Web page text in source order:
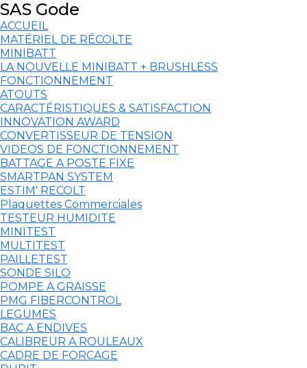
SAS Gode
ACCUEIL
MATÉRIEL DE RÉCOLTE
MINIBATT
LA NOUVELLE MINIBATT + BRUSHLESS
FONCTIONNEMENT
ATOUTS
CARACTÉRISTIQUES & SATISFACTION
INNOVATION AWARD
CONVERTISSEUR DE TENSION
VIDEOS DE FONCTIONNEMENT
BATTAGE A POSTE FIXE
SMARTPAN SYSTEM
ESTIM' RECOLT
Plaquettes Commerciales
TESTEUR HUMIDITE
MINITEST
MULTITEST
PAILLETEST
SONDE SILO
POMPE A GRAISSE
PMG FIBERCONTROL
LEGUMES
BAC A ENDIVES
CALIBREUR A ROULEAUX
CADRE DE FORCAGE